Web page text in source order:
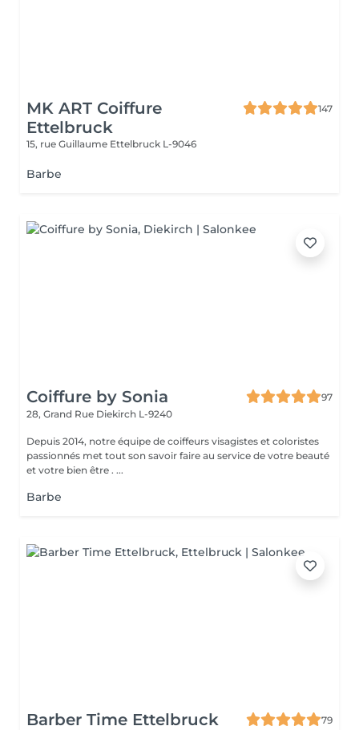
MK ART Coiffure
Ettelbruck
147
15, rue Guillaume Ettelbruck L-9046
Barbe
Coiffure by Sonia
97
28, Grand Rue Diekirch L-9240
Depuis 2014, notre équipe de coiffeurs visagistes et coloristes
passionnés met tout son savoir faire au service de votre beauté
et votre bien être . ...
Barbe
Barber Time Ettelbruck
79